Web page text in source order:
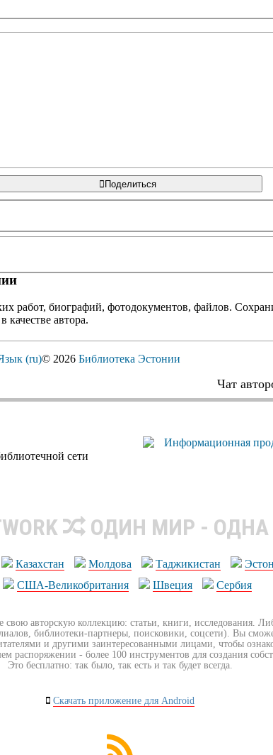
Поделиться
работ, биографий, фотодокументов, файлов.
качестве автора.
(ru)© 2026 Библиотека Эстонии
Чат
сети
ОДИН МИР - ОДНА
Казахстан Молдова Таджикистан
США-Великобритания
Швеция Сербия
свою авторскую коллекцию: статьи, книги, исследования.
библиотеки-партнеры, поисковики, соцсети). Вы
и другими заинтересованными лицами, чтобы
распоряжении - более 100 инструментов для создания
Это бесплатно: так было, так есть и так будет всегда.
Скачать приложение для Android